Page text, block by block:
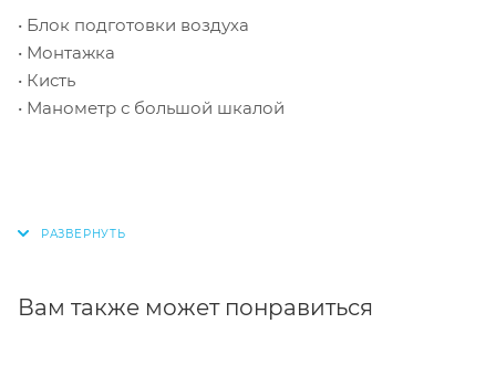
• Блок подготовки воздуха
• Монтажка
• Кисть
• Манометр с большой шкалой
Вам также может понравиться